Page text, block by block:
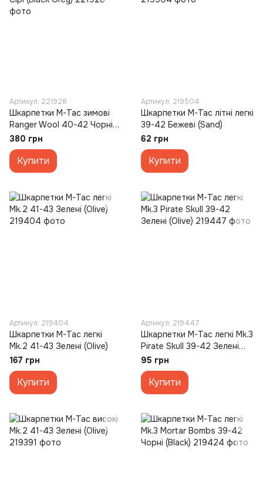
Артикул: 221928
Шкарпетки M-Tac зимові
Ranger Wool 40-42 Чорні
Сірі (Black Grey)
380 грн
Купити
Артикул: 219504
Шкарпетки M-Tac літні легкі
39-42 Бежеві (Sand)
62 грн
Купити
Артикул: 219404
Шкарпетки M-Tac легкі
Mk.2 41-43 Зелені (Olive)
167 грн
Купити
Артикул: 219447
Шкарпетки M-Tac легкі Mk.3
Pirate Skull 39-42 Зелені
(Olive)
95 грн
Купити